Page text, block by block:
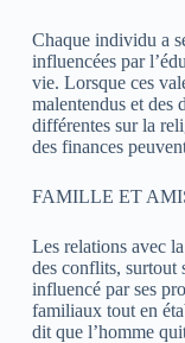
Chaque individu a
influencées par
vie. Lorsque ces
malentendus et des
différentes sur la
des finances
FAMILLE ET
Les relations avec
des conflits, surtout
influencé par ses
familiaux tout en
dit que l’homme